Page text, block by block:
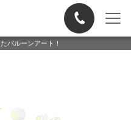
バルーンアート！